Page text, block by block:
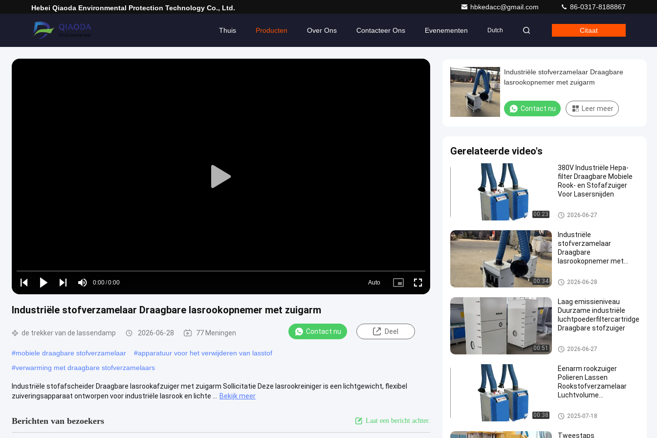
Hebei Qiaoda Environmental Protection Technology Co., Ltd. hbkedacc@gmail.com 86-0317-8188867
Thuis Producten Over Ons Contacteer Ons Evenementen Dutch Citaat
Play
Play
Play
Play
Mute
Time
0:00/0:00
Loaded:
0%
Auto
Picture- Fullscreen
Industriële stofverzamelaar Draagbare lasrookopnemer met zuigarm
de trekker van de lassendamp 2026-06-28 77 Meningen Contact nu Deel
#mobiele draagbare stofverzamelaar #apparatuur voor het verwijderen van lasstof
#verwarming met draagbare stofverzamelaars
Industriële stofafscheider Draagbare lasrookafzuiger met zuigarm Sollicitatie Deze lasrookreiniger is een lichtgewicht, flexibel
zuiveringsapparaat ontworpen voor industriële lasrook en lichte ...
Bekijk meer
Berichten van bezoekers Laat een bericht achter.
Industriële stofverzamelaar Draagbare
lasrookopnemer met zuigarm
Contact nu Leer meer
Gerelateerde video's
00:23
380V Industriële Hepa-
filter Draagbare Mobiele
Rook- en Stofafzuiger
Voor Lasersnijden
de trekker van de lassendamp
2026-06-27
00:34
Industriële
stofverzamelaar
Draagbare
lasrookopnemer met
de trekker van de lassendamp
2026-06-28
00:51
Laag emissieniveau
Duurzame industriële
luchtpoederfiltercartridge
Draagbare stofzuiger
de trekker van de lassendamp
2026-06-27
00:38
Eenarm rookzuiger
Polieren Lassen
Rookstofverzamelaar
Luchtvolume
de trekker van de lassendamp
2025-07-18
Tweestaps